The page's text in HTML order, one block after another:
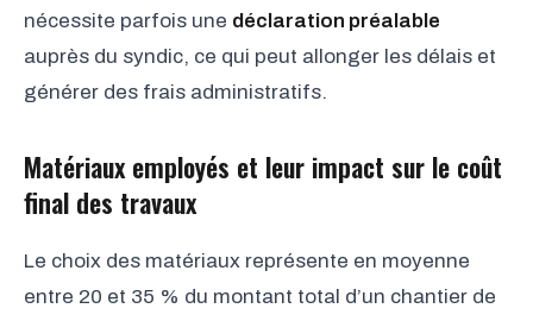
nécessite parfois une déclaration préalable
auprès du syndic, ce qui peut allonger les délais et
générer des frais administratifs.
Matériaux employés et leur impact sur le coût
final des travaux
Le choix des matériaux représente en moyenne
entre 20 et 35 % du montant total d’un chantier de